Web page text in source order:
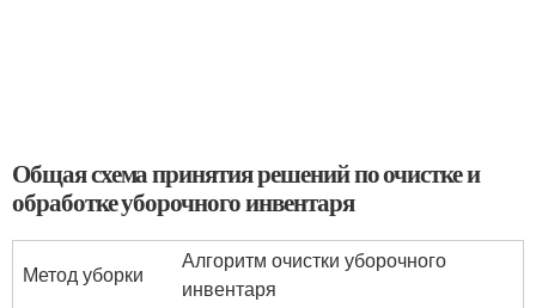
Общая схема принятия решений по очистке и
обработке уборочного инвентаря
Метод уборки
Алгоритм очистки уборочного
инвентаря